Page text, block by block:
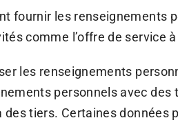
fournir les renseignements
comme l’offre de service
les renseignements
personnels avec
tiers. Certaines